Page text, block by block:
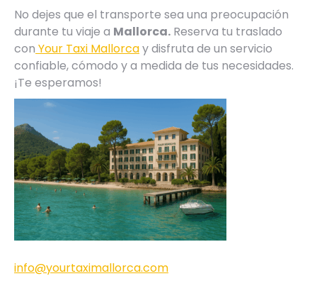
No dejes que el transporte sea una preocupación
durante tu viaje a Mallorca. Reserva tu traslado
con Your Taxi Mallorcay disfruta de un servicio
confiable, cómodo y a medida de tus necesidades.
¡Te esperamos!
info@yourtaximallorca.com